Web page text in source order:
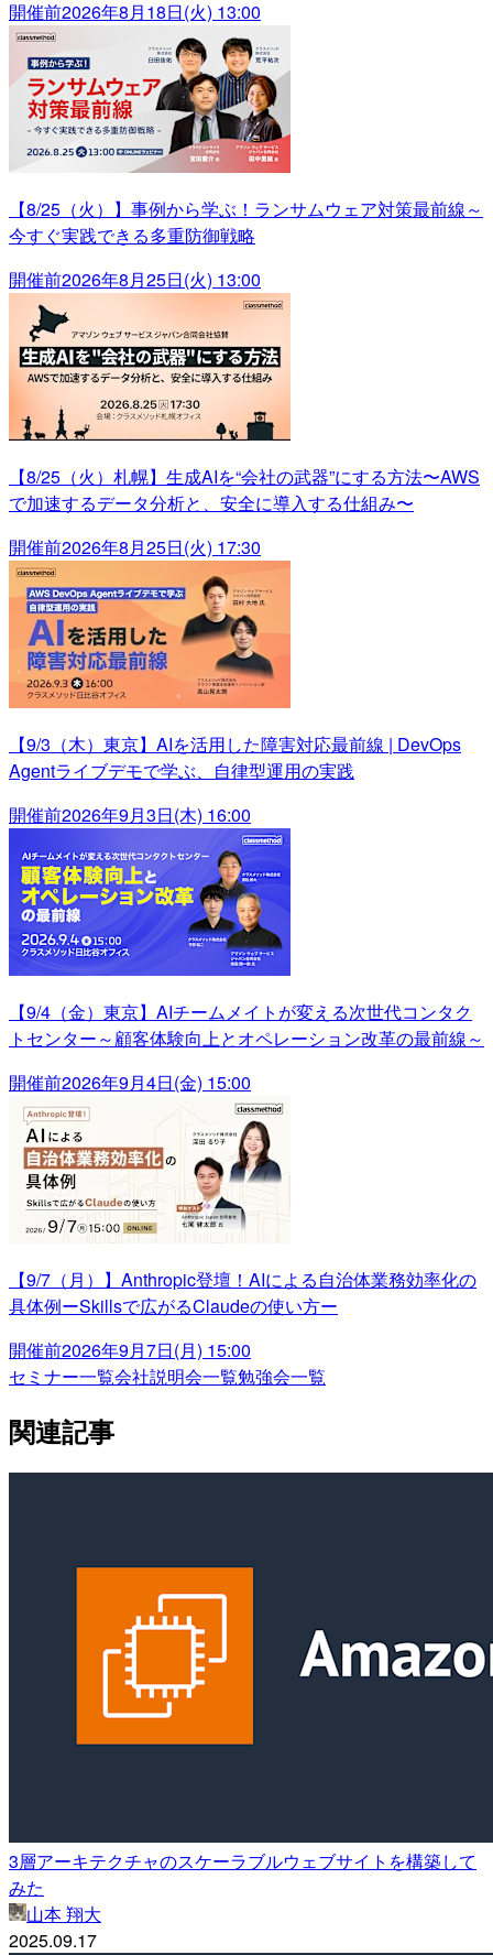
開催前2026年8月18日(火) 13:00
【8/25（火）】事例から学ぶ！ランサムウェア対策最前線～
今すぐ実践できる多重防御戦略
開催前2026年8月25日(火) 13:00
【8/25（火）札幌】生成AIを“会社の武器”にする方法〜AWS
で加速するデータ分析と、安全に導入する仕組み〜
開催前2026年8月25日(火) 17:30
【9/3（木）東京】AIを活用した障害対応最前線 | DevOps
Agentライブデモで学ぶ、自律型運用の実践
開催前2026年9月3日(木) 16:00
【9/4（金）東京】AIチームメイトが変える次世代コンタク
トセンター～顧客体験向上とオペレーション改革の最前線～
開催前2026年9月4日(金) 15:00
【9/7（月）】Anthropic登壇！AIによる自治体業務効率化の
具体例ーSkillsで広がるClaudeの使い方ー
開催前2026年9月7日(月) 15:00
セミナー一覧会社説明会一覧勉強会一覧
関連記事
3層アーキテクチャのスケーラブルウェブサイトを構築して
みた
山本 翔大
2025.09.17